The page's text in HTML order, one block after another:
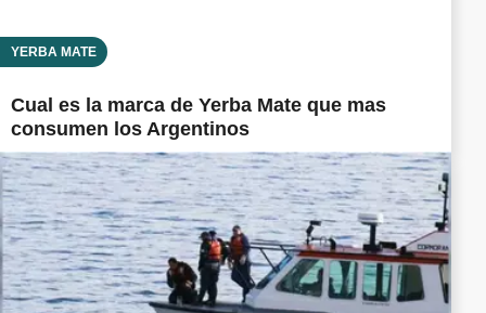
YERBA MATE
Cual es la marca de Yerba Mate que mas
consumen los Argentinos